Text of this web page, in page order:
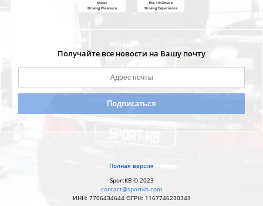
Sheer
Driving Pleasure
The Ultimate
Driving Experience
Получайте все новости на Вашу почту
Полная версия
SportKB © 2023
contact@sportkb.com
ИНН: 7706434644 ОГРН: 1167746230343